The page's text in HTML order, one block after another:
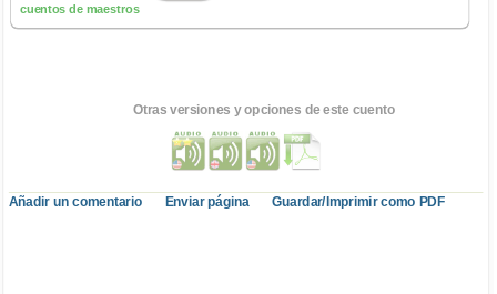
cuentos de maestros
Otras versiones y opciones de este cuento
Añadir un comentario Enviar página Guardar/Imprimir como PDF